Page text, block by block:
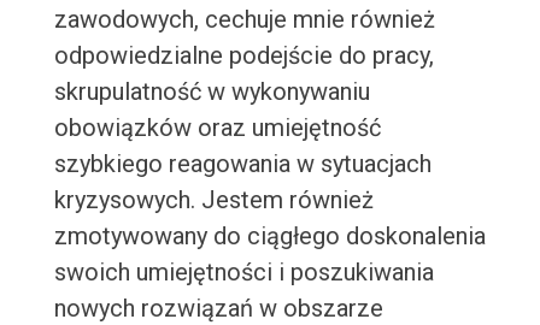
zawodowych, cechuje mnie również
odpowiedzialne podejście do pracy,
skrupulatność w wykonywaniu
obowiązków oraz umiejętność
szybkiego reagowania w sytuacjach
kryzysowych. Jestem również
zmotywowany do ciągłego doskonalenia
swoich umiejętności i poszukiwania
nowych rozwiązań w obszarze